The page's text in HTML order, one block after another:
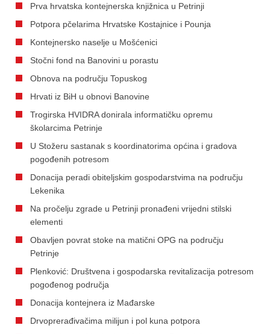
Prva hrvatska kontejnerska knjižnica u Petrinji
Potpora pčelarima Hrvatske Kostajnice i Pounja
Kontejnersko naselje u Mošćenici
Stočni fond na Banovini u porastu
Obnova na području Topuskog
Hrvati iz BiH u obnovi Banovine
Trogirska HVIDRA donirala informatičku opremu
školarcima Petrinje
U Stožeru sastanak s koordinatorima općina i gradova
pogođenih potresom
Donacija peradi obiteljskim gospodarstvima na području
Lekenika
Na pročelju zgrade u Petrinji pronađeni vrijedni stilski
elementi
Obavljen povrat stoke na matični OPG na području
Petrinje
Plenković: Društvena i gospodarska revitalizacija potresom
pogođenog područja
Donacija kontejnera iz Mađarske
Drvoprerađivačima milijun i pol kuna potpora